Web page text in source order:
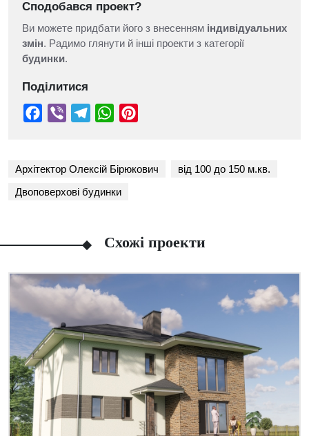
Сподобався проект?
Ви можете придбати його з внесенням індивідуальних
змін. Радимо глянути й інші проекти з категорії
будинки.
Поділитися
Facebook
ViberTelegramWhatsAppPinterest
Архітектор Олексій Бірюкович
від 100 до 150 м.кв.
Двоповерхові будинки
Схожі проекти